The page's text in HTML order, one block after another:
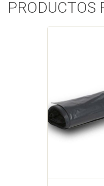
PRODUCTOS